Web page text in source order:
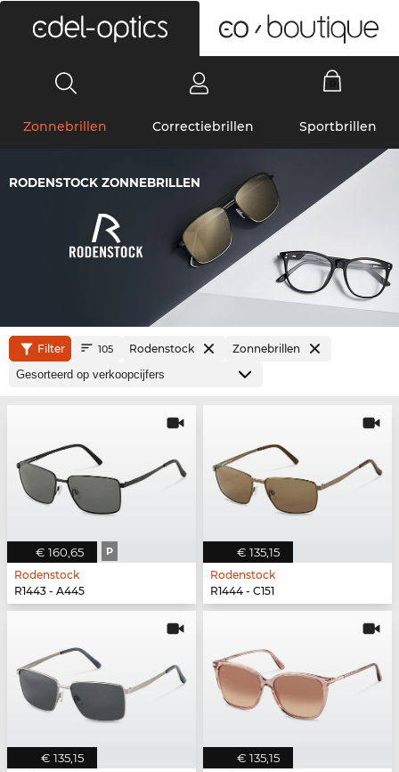
Zonnebrillen Correctiebrillen Sportbrillen
RODENSTOCK ZONNEBRILLEN
Filter 105 Rodenstock Zonnebrillen
€ 160,65 P
Rodenstock
R1443 - A445
€ 135,15
Rodenstock
R1444 - C151
€ 135,15 € 135,15